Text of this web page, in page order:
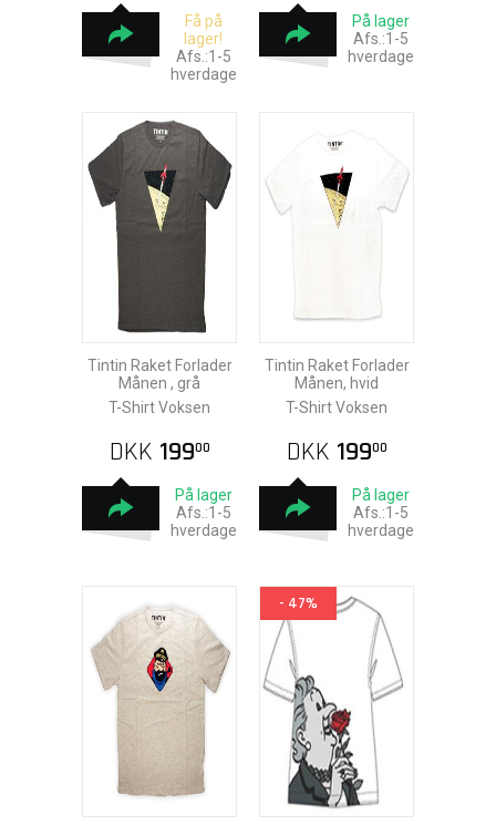
Få på
lager!
Afs.:1-5
hverdage
På lager
Afs.:1-5
hverdage
Tintin Raket Forlader
Månen , grå
T-Shirt Voksen
DKK 19900
På lager
Afs.:1-5
hverdage
Tintin Raket Forlader
Månen, hvid
T-Shirt Voksen
DKK 19900
På lager
Afs.:1-5
hverdage
- 47%